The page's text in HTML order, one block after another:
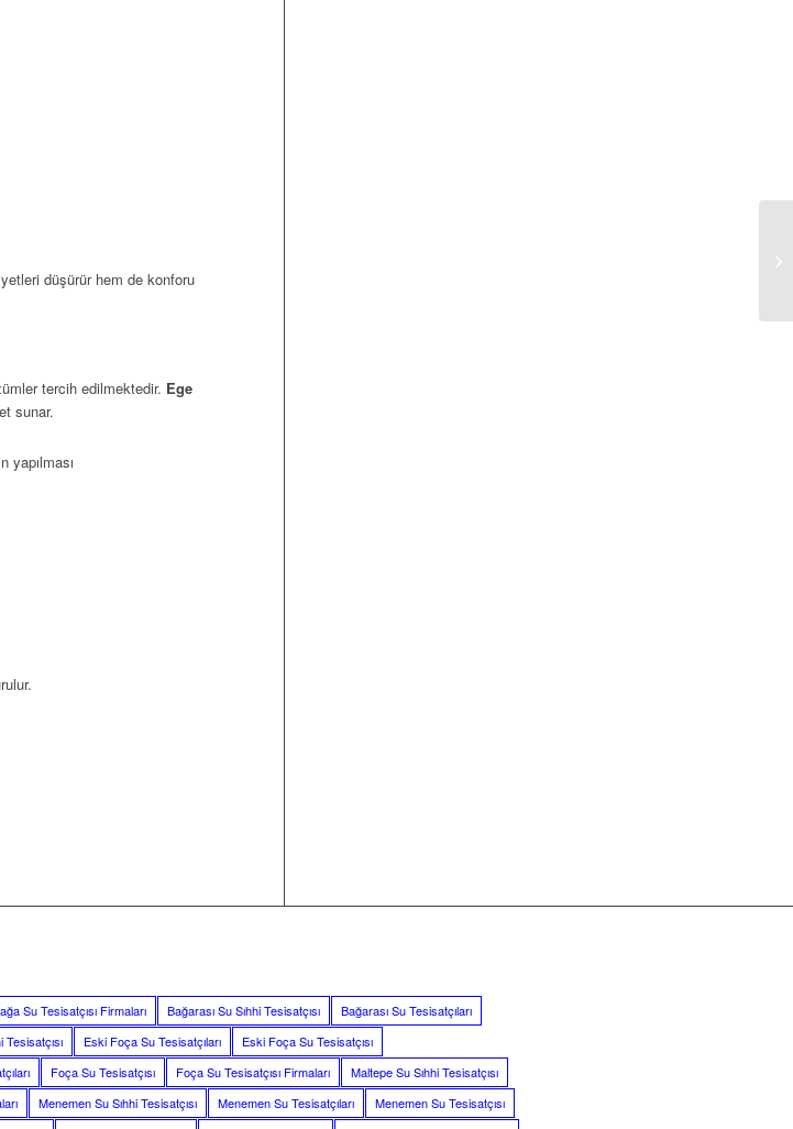
düşürür hem de konforu
tercih edilmektedir. Ege
sunar.
yapılması
Su Tesisatçısı Firmaları Bağarası Su Sıhhi Tesisatçısı
Bağarası Su Tesisatçıları
Eski Foça Su Tesisatçıları
Eski Foça Su Tesisatçısı
Foça Su Tesisatçısı Foça Su Tesisatçısı Firmaları
Maltepe Su Sıhhi Tesisatçısı
Menemen Su Sıhhi Tesisatçısı Menemen Su Tesisatçıları
Menemen Su Tesisatçısı